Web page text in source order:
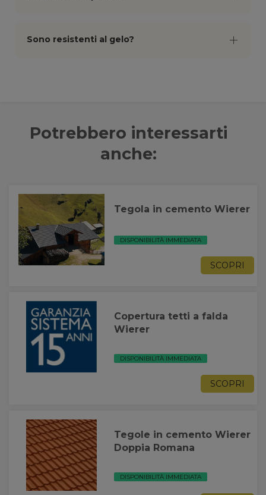
Sono resistenti al gelo?
Potrebbero interessarti
anche:
Tegola in cemento Wierer
DISPONIBILITÀ IMMEDIATA
SCOPRI
Copertura tetti a falda
Wierer
DISPONIBILITÀ IMMEDIATA
SCOPRI
Tegole in cemento Wierer
Doppia Romana
DISPONIBILITÀ IMMEDIATA